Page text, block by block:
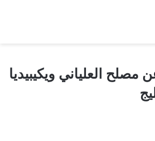
العلياني ويكيبيديا